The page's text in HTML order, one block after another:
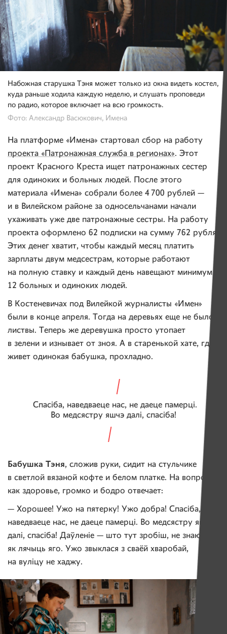
Набожная старушка Тэня может только из окна видеть костел,
куда раньше ходила каждую неделю, и слушать проповеди
по радио, которое включает на всю громкость.
Фото: Александр Васюкович, Имена
На платформе «Имена» стартовал сбор на работу
проекта «Патронажная служба в регионах». Этот
проект Красного Креста ищет патронажных сестер
для одиноких и больных людей. После этого
материала «Имена» собрали более 4 700 рублей —
и в Вилейском районе за односельчанами начали
ухаживать уже две патронажные сестры. На работу
проекта оформлено 62 подписки на сумму 762 рубля.
Этих денег хватит, чтобы каждый месяц платить
зарплаты двум медсестрам, которые работают
на полную ставку и каждый день навещают минимум
12 больных и одиноких людей.
В Костеневичах под Вилейкой журналисты «Имен»
были в конце апреля. Тогда на деревьях еще не было
листвы. Теперь же деревушка просто утопает
в зелени и изнывает от зноя. А в старенькой хате, где
живет одинокая бабушка, прохладно.
Спасіба, наведваеце нас, не даеце памерці.
Во медсястру яшчэ далі, спасіба!
Бабушка Тэня, сложив руки, сидит на стульчике
в светлой вязаной кофте и белом платке. На вопрос,
как здоровье, громко и бодро отвечает:
— Хорошее! Ужо на пятерку! Ужо добра! Спасіба,
наведваеце нас, не даеце памерці. Во медсястру яшчэ
далі, спасіба! Даўленіе — што тут зробіш, не знаю,
як лячыць яго. Ужо звыклася з сваёй хваробай,
на вуліцу не хаджу.